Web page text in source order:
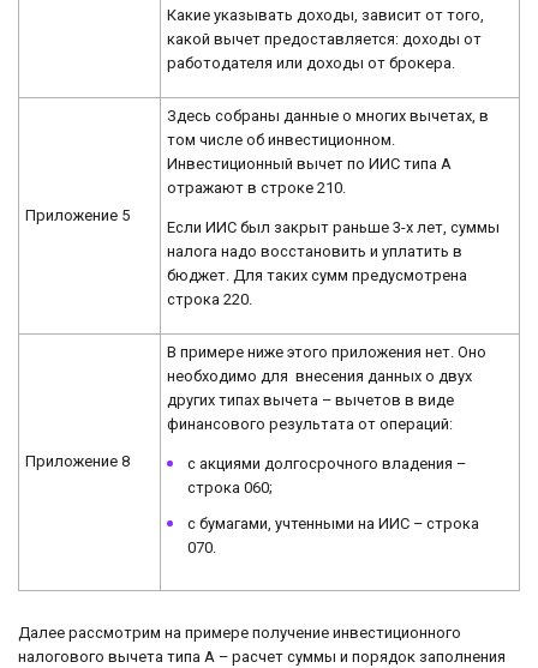
Какие указывать доходы, зависит от того,
какой вычет предоставляется: доходы от
работодателя или доходы от брокера.
Приложение 5
Здесь собраны данные о многих вычетах, в
том числе об инвестиционном.
Инвестиционный вычет по ИИС типа А
отражают в строке 210.
Если ИИС был закрыт раньше 3-х лет, суммы
налога надо восстановить и уплатить в
бюджет. Для таких сумм предусмотрена
строка 220.
Приложение 8
В примере ниже этого приложения нет. Оно
необходимо для внесения данных о двух
других типах вычета – вычетов в виде
финансового результата от операций:
с акциями долгосрочного владения –
строка 060;
с бумагами, учтенными на ИИС – строка
070.
Далее рассмотрим на примере получение инвестиционного
налогового вычета типа А – расчет суммы и порядок заполнения